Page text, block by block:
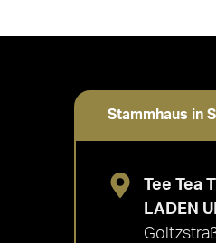
Stammhaus in
Tee Tea
LADEN